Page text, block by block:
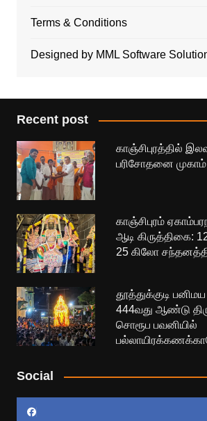
Terms & Conditions
Designed by MML Software
Recent post
காஞ்சிபுரத்தில்
பரிசோதனை முகாம்
காஞ்சிபுரம்
ஆடி கிருத்திகை:
25 கிலோ
தூத்துக்குடி
444வது ஆண்டு
சொரூப பவனியில்
Social